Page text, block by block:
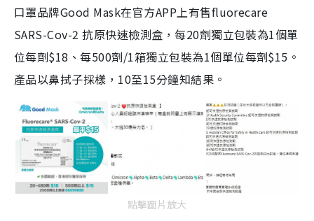
口罩品牌Good Mask在官方APP上有售fluorecare
SARS-Cov-2 抗原快速檢測盒，每20劑獨立包裝為1個單
位每劑$18、每500劑/1箱獨立包裝為1個單位每劑$15。
產品以鼻拭子採樣，10至15分鐘知結果。
點擊圖片放大